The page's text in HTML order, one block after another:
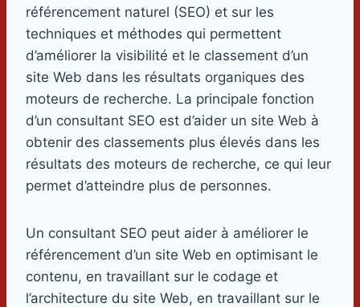
référencement naturel (SEO) et sur les
techniques et méthodes qui permettent
d’améliorer la visibilité et le classement d’un
site Web dans les résultats organiques des
moteurs de recherche. La principale fonction
d’un consultant SEO est d’aider un site Web à
obtenir des classements plus élevés dans les
résultats des moteurs de recherche, ce qui leur
permet d’atteindre plus de personnes.
Un consultant SEO peut aider à améliorer le
référencement d’un site Web en optimisant le
contenu, en travaillant sur le codage et
l’architecture du site Web, en travaillant sur le